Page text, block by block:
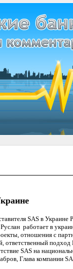
SAS в Украине
работает в
отношения с
SAS на
Глава компании